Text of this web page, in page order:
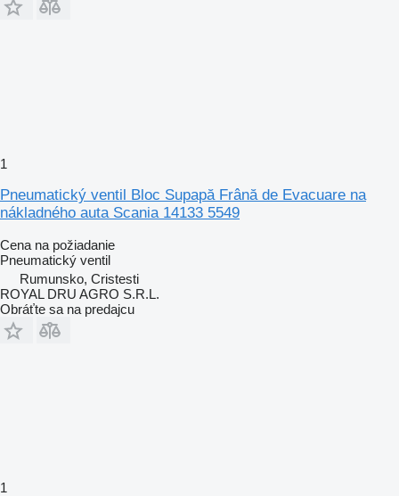
1
Pneumatický ventil Bloc Supapă Frână de Evacuare na
nákladného auta Scania 14133 5549
Cena na požiadanie
Pneumatický ventil
Rumunsko, Cristesti
ROYAL DRU AGRO S.R.L.
Obráťte sa na predajcu
1